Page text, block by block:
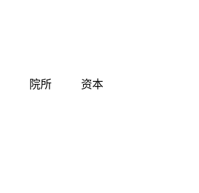
院所 资本